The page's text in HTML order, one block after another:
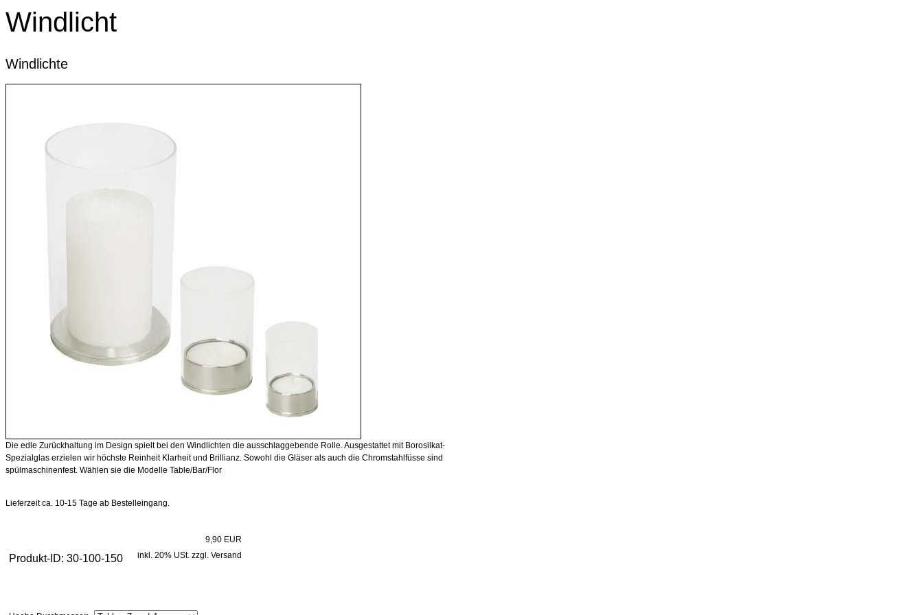
Windlicht
Windlichte
Die edle Zurückhaltung im Design spielt bei den Windlichten die ausschlaggebende Rolle. Ausgestattet mit Borosilkat-
Spezialglas erzielen wir höchste Reinheit Klarheit und Brillianz. Sowohl die Gläser als auch die Chromstahlfüsse sind
spülmaschinenfest. Wählen sie die Modelle Table/Bar/Flor
Lieferzeit ca. 10-15 Tage ab Bestelleingang.
9,90 EUR
Produkt-ID: 30-100-150 inkl. 20% USt. zzgl. Versand